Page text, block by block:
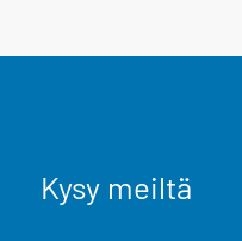
Kysy meiltä